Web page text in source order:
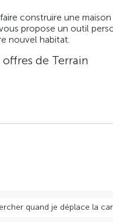
construire une
propose un outil
nouvel habitat.
offres de Terrain
quand je déplace la